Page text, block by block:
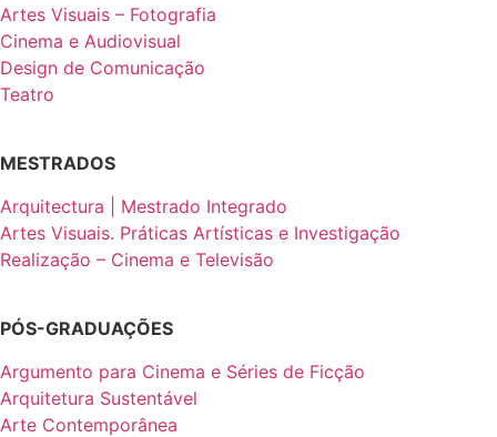
Artes Visuais – Fotografia
Cinema e Audiovisual
Design de Comunicação
Teatro
MESTRADOS
Arquitectura | Mestrado Integrado
Artes Visuais. Práticas Artísticas e Investigação
Realização – Cinema e Televisão
PÓS-GRADUAÇÕES
Argumento para Cinema e Séries de Ficção
Arquitetura Sustentável
Arte Contemporânea